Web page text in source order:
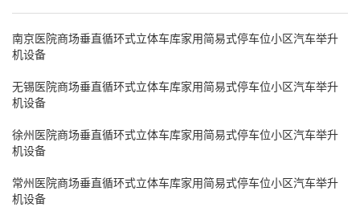
南京医院商场垂直循环式立体车库家用简易式停车位小区汽车举升
机设备
无锡医院商场垂直循环式立体车库家用简易式停车位小区汽车举升
机设备
徐州医院商场垂直循环式立体车库家用简易式停车位小区汽车举升
机设备
常州医院商场垂直循环式立体车库家用简易式停车位小区汽车举升
机设备